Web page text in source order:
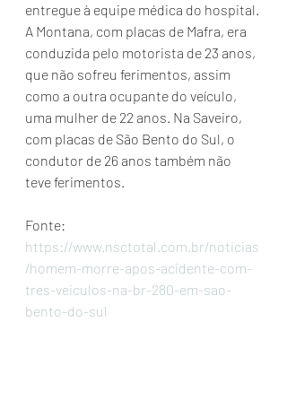
entregue à equipe médica do hospital.
A Montana, com placas de Mafra, era
conduzida pelo motorista de 23 anos,
que não sofreu ferimentos, assim
como a outra ocupante do veículo,
uma mulher de 22 anos. Na Saveiro,
com placas de São Bento do Sul, o
condutor de 26 anos também não
teve ferimentos.
Fonte:
https://www.nsctotal.com.br/noticias
/homem-morre-apos-acidente-com-
tres-veiculos-na-br-280-em-sao-
bento-do-sul